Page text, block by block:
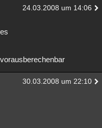
24.03.2008 um 14:06
30.03.2008 um 22:10